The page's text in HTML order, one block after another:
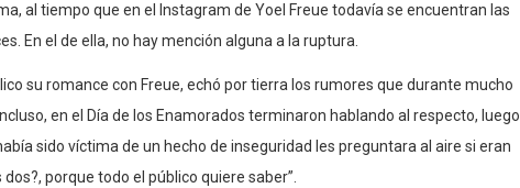
al tiempo que en el Instagram de Yoel Freue todavía se encuentran las
En el de ella, no hay mención alguna a la ruptura.
su romance con Freue, echó por tierra los rumores que durante mucho
en el Día de los Enamorados terminaron hablando al respecto, luego
sido víctima de un hecho de inseguridad les preguntara al aire si eran
porque todo el público quiere saber”.